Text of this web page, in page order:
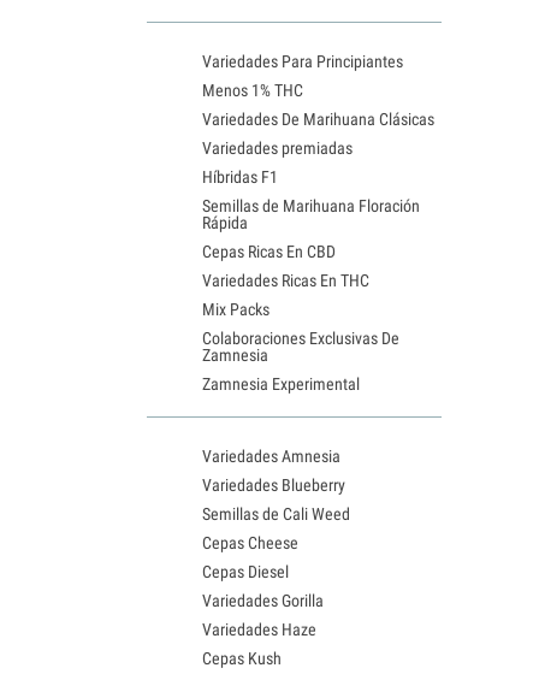
Variedades Para Principiantes
Menos 1% THC
Variedades De Marihuana Clásicas
Variedades premiadas
Híbridas F1
Semillas de Marihuana Floración
Rápida
Cepas Ricas En CBD
Variedades Ricas En THC
Mix Packs
Colaboraciones Exclusivas De
Zamnesia
Zamnesia Experimental
Variedades Amnesia
Variedades Blueberry
Semillas de Cali Weed
Cepas Cheese
Cepas Diesel
Variedades Gorilla
Variedades Haze
Cepas Kush